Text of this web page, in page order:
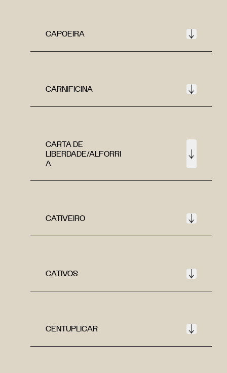
CAPOEIRA
CARNIFICINA
CARTA DE
LIBERDADE/ALFORRI
A
CATIVEIRO
CATIVOS
CENTUPLICAR